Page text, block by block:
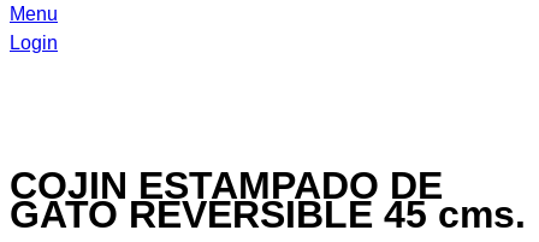
Menu
Login
COJIN ESTAMPADO DE
GATO REVERSIBLE 45 cms.